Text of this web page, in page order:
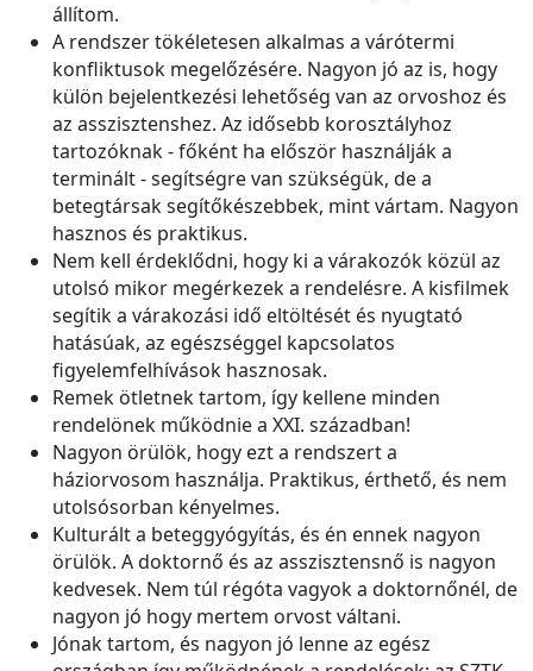
állítom.
A rendszer tökéletesen alkalmas a várótermi
konfliktusok megelőzésére. Nagyon jó az is, hogy
külön bejelentkezési lehetőség van az orvoshoz és
az asszisztenshez. Az idősebb korosztályhoz
tartozóknak - főként ha először használják a
terminált - segítségre van szükségük, de a
betegtársak segítőkészebbek, mint vártam. Nagyon
hasznos és praktikus.
Nem kell érdeklődni, hogy ki a várakozók közül az
utolsó mikor megérkezek a rendelésre. A kisfilmek
segítik a várakozási idő eltöltését és nyugtató
hatásúak, az egészséggel kapcsolatos
figyelemfelhívások hasznosak.
Remek ötletnek tartom, így kellene minden
rendelönek működnie a XXI. században!
Nagyon örülök, hogy ezt a rendszert a
háziorvosom használja. Praktikus, érthető, és nem
utolsósorban kényelmes.
Kulturált a beteggyógyítás, és én ennek nagyon
örülök. A doktornő és az asszisztensnő is nagyon
kedvesek. Nem túl régóta vagyok a doktornőnél, de
nagyon jó hogy mertem orvost váltani.
Jónak tartom, és nagyon jó lenne az egész